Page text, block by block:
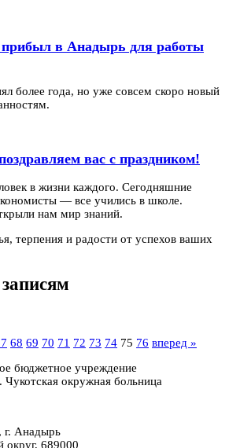
прибыл в Анадырь для работы
более года, но уже совсем скоро новый
вас с праздником!
в жизни каждого. Сегодняшние
— все учились в школе.
нам мир знаний.
терпения и радости от успехов ваших
68 69 70 71 72 73 74 75 76 вперед »
бюджетное учреждение
окружная больница
г. Анадырь
округ, 689000